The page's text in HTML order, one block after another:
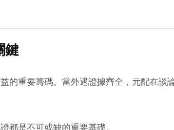
鍵
的重要籌碼。當外遇證據齊全，元配在談
都是不可或缺的重要基礎。